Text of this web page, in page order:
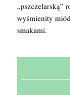
„pszczelarską”
wyśmienity
smakami.